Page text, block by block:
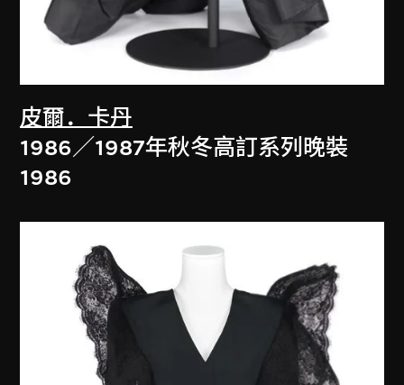
皮爾．卡丹
1986／1987年秋冬高訂系列晚裝
1986